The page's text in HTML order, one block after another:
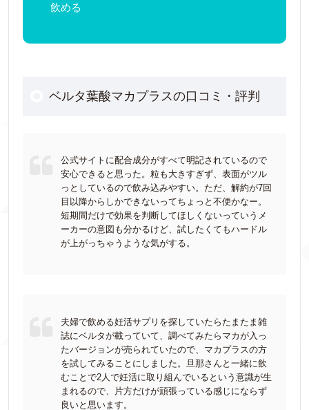
飲める
ベルタ葉酸マカプラスの口コミ・評判
公式サイトに配合成分がすべて明記されているので
安心できると思った。粒も大きすぎず、表面がツル
っとしているので飲み込みやすい。ただ、解約が7回
目以降からしかできないってちょっと不便かなー。
短期間だけで効果を判断してほしくないっていうメ
ーカーの意図も分かるけど、試したくてもハードル
が上がっちゃうような気がする。
夫婦で飲める妊活サプリを探していたらたまたま雑
誌にベルタが載っていて、調べてみたらマカが入っ
たバージョンが売られていたので、マカプラスの方
を試してみることにしました。旦那さんと一緒に飲
むことで2人で妊活に取り組んでいるという意識が生
まれるので、片方だけが頑張っている感じにならず
良いと思います。